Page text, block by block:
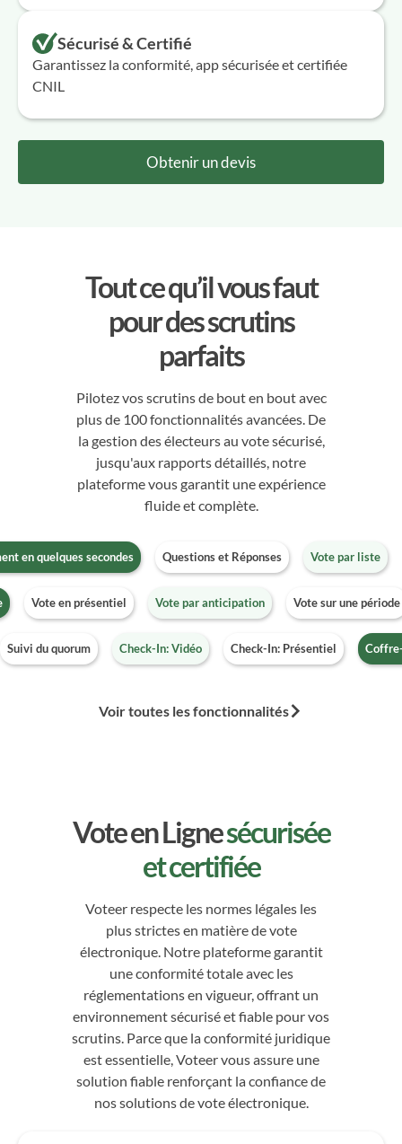
Sécurisé & Certifié
Garantissez la conformité, app sécurisée et certifiée
CNIL
Obtenir un devis
Tout ce qu’il vous faut
pour des scrutins
parfaits
Pilotez vos scrutins de bout en bout avec
plus de 100 fonctionnalités avancées. De
la gestion des électeurs au vote sécurisé,
jusqu'aux rapports détaillés, notre
plateforme vous garantit une expérience
fluide et complète.
en quelques secondes Questions et Réponses Vote par liste
Vote en présentiel Vote par anticipation Vote sur une période
Suivi du quorum Check-In: Vidéo Check-In: Présentiel
Voir toutes les fonctionnalités
Vote en Lignesécurisée
et certifiée
Voteer respecte les normes légales les
plus strictes en matière de vote
électronique. Notre plateforme garantit
une conformité totale avec les
réglementations en vigueur, offrant un
environnement sécurisé et fiable pour vos
scrutins. Parce que la conformité juridique
est essentielle, Voteer vous assure une
solution fiable renforçant la confiance de
nos solutions de vote électronique.